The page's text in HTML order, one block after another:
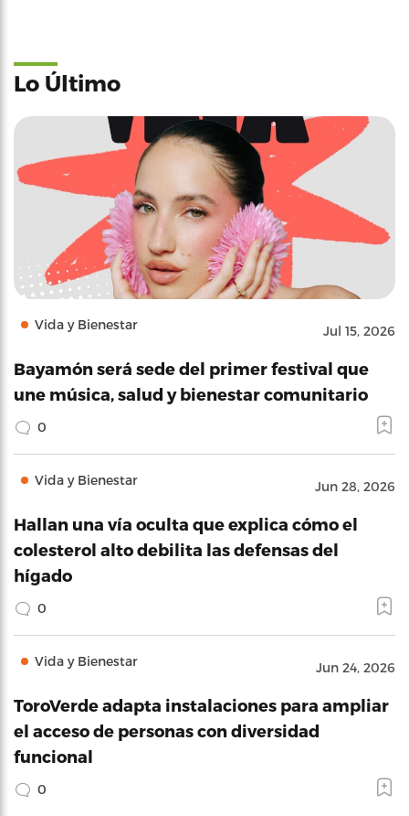
Lo Último
Vida y Bienestar Jul 15, 2026
Bayamón será sede del primer festival que
une música, salud y bienestar comunitario
0
Vida y Bienestar Jun 28, 2026
Hallan una vía oculta que explica cómo el
colesterol alto debilita las defensas del
hígado
0
Vida y Bienestar Jun 24, 2026
ToroVerde adapta instalaciones para ampliar
el acceso de personas con diversidad
funcional
0